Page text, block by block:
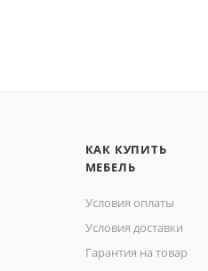
КАК КУПИТЬ
МЕБЕЛЬ
Условия оплаты
Условия доставки
Гарантия на товар